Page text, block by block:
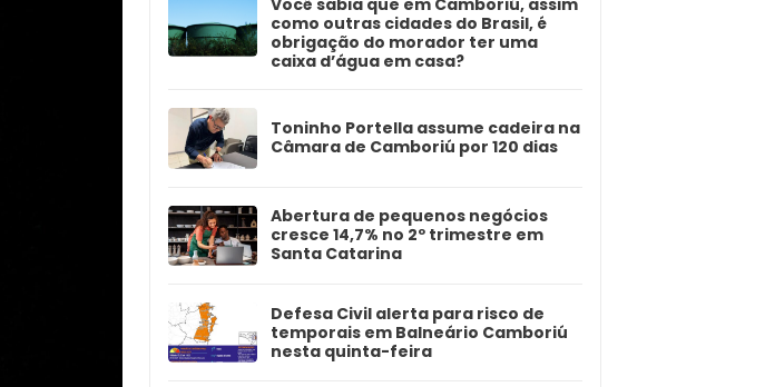
Você sabia que em Camboriú, assim
como outras cidades do Brasil, é
obrigação do morador ter uma
caixa d’água em casa?
Toninho Portella assume cadeira na
Câmara de Camboriú por 120 dias
Abertura de pequenos negócios
cresce 14,7% no 2º trimestre em
Santa Catarina
Defesa Civil alerta para risco de
temporais em Balneário Camboriú
nesta quinta-feira